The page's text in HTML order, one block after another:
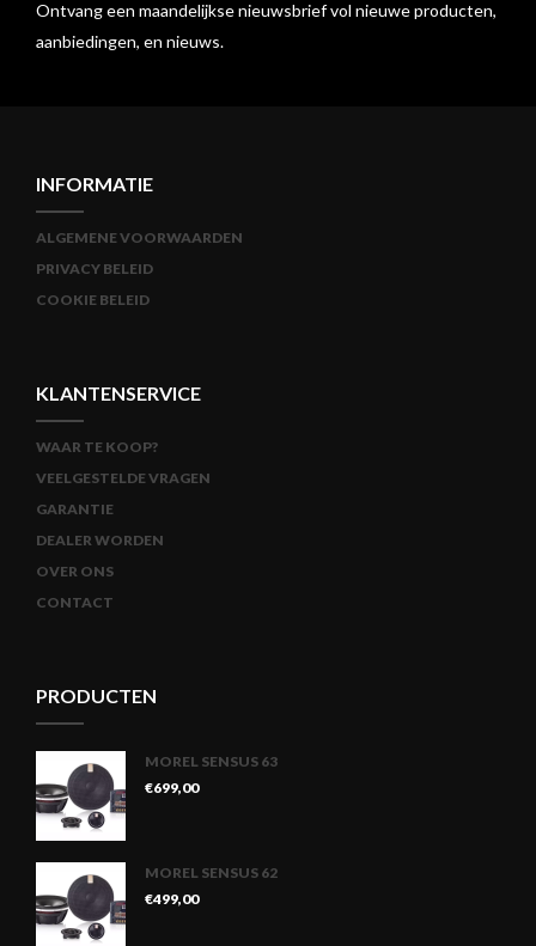
Ontvang een maandelijkse nieuwsbrief vol nieuwe producten,
aanbiedingen, en nieuws.
INFORMATIE
ALGEMENE VOORWAARDEN
PRIVACY BELEID
COOKIE BELEID
KLANTENSERVICE
WAAR TE KOOP?
VEELGESTELDE VRAGEN
GARANTIE
DEALER WORDEN
OVER ONS
CONTACT
PRODUCTEN
MOREL SENSUS 63
€699,00
MOREL SENSUS 62
€499,00